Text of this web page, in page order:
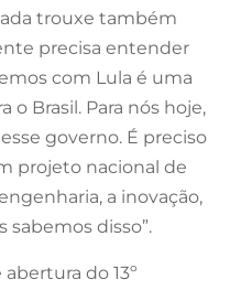
trouxe também
precisa entender
com Lula é uma
o Brasil. Para nós hoje,
governo. É preciso
projeto nacional de
a inovação,
sabemos disso”.
do 13º